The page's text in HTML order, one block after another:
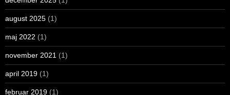
august 2025 (1)
maj 2022 (1)
november 2021 (1)
april 2019 (1)
februar 2019 (1)